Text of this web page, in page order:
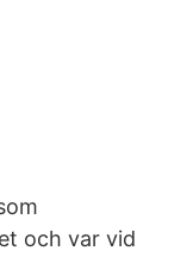
och var vid